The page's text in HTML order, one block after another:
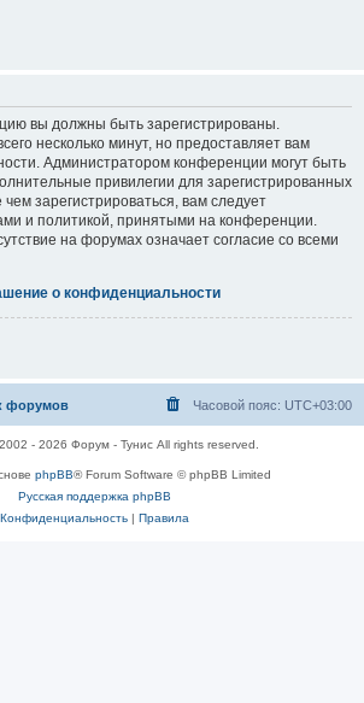
вы должны быть зарегистрированы.
несколько минут, но предоставляет вам
Администратором конференции могут быть
привилегии для зарегистрированных
зарегистрироваться, вам следует
и политикой, принятыми на конференции.
на форумах означает согласие со всеми
о конфиденциальности
форумов Часовой пояс: UTC+03:00
- 2026 Форум - Тунис All rights reserved.
phpBB® Forum Software © phpBB Limited
Русская поддержка phpBB
Конфиденциальность| Правила